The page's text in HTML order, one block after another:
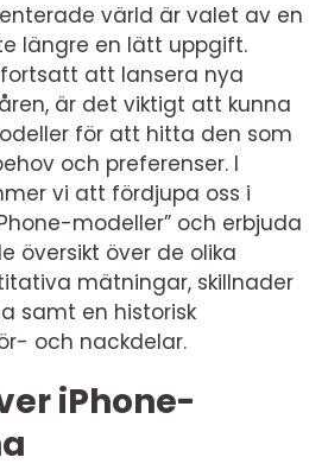
värld är valet av en
längre en lätt uppgift.
att lansera nya
är det viktigt att kunna
för att hitta den som
och preferenser. I
vi att fördjupa oss i
modeller” och erbjuda
översikt över de olika
mätningar, skillnader
samt en historisk
och nackdelar.
iPhone-